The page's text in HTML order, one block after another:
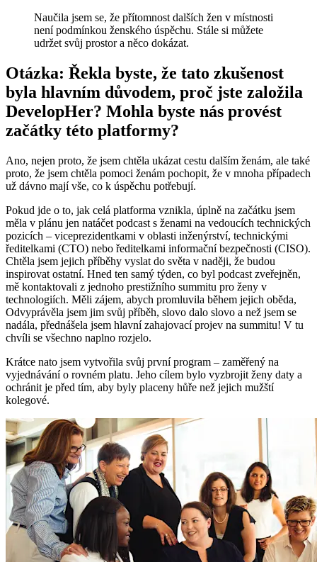
Naučila jsem se, že přítomnost dalších žen v místnosti
není podmínkou ženského úspěchu. Stále si můžete
udržet svůj prostor a něco dokázat.
Otázka: Řekla byste, že tato zkušenost
byla hlavním důvodem, proč jste založila
DevelopHer? Mohla byste nás provést
začátky této platformy?
Ano, nejen proto, že jsem chtěla ukázat cestu dalším ženám, ale také
proto, že jsem chtěla pomoci ženám pochopit, že v mnoha případech
už dávno mají vše, co k úspěchu potřebují.
Pokud jde o to, jak celá platforma vznikla, úplně na začátku jsem
měla v plánu jen natáčet podcast s ženami na vedoucích technických
pozicích – viceprezidentkami v oblasti inženýrství, technickými
ředitelkami (CTO) nebo ředitelkami informační bezpečnosti (CISO).
Chtěla jsem jejich příběhy vyslat do světa v naději, že budou
inspirovat ostatní. Hned ten samý týden, co byl podcast zveřejněn,
mě kontaktovali z jednoho prestižního summitu pro ženy v
technologiích. Měli zájem, abych promluvila během jejich oběda,
Odvyprávěla jsem jim svůj příběh, slovo dalo slovo a než jsem se
nadála, přednášela jsem hlavní zahajovací projev na summitu! V tu
chvíli se všechno naplno rozjelo.
Krátce nato jsem vytvořila svůj první program – zaměřený na
vyjednávání o rovném platu. Jeho cílem bylo vyzbrojit ženy daty a
ochránit je před tím, aby byly placeny hůře než jejich mužští
kolegové.